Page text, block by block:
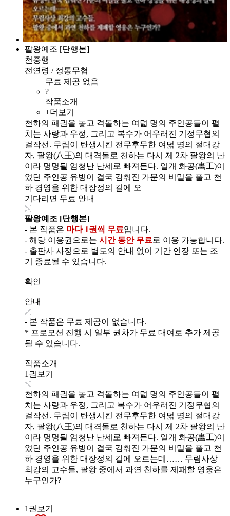
팔왕예조 [단행본]
천중행
전연령 / 정통무협
무료 제공 없음
?
작품소개
+더보기
천하의 패권을 놓고 격돌하는 여덟 명의 주인공들이 펼
치는 사랑과 우정, 그리고 복수가 어우러진 기정무협의
걸작선. 무림이 탄생시킨 전무후무한 여덟 명의 절대강
자, 팔왕(八王)의 대격돌로 천하는 다시 제 2차 팔왕의 난
이라 명명될 엄청난 난세로 빠져든다. 일개 화공(畵工)이
었던 주인공 유빙이 결국 감춰진 가문의 비밀을 풀고 천
하 경영을 위한 대장정의 길에 오
기다리면 무료 안내
팔왕예조 [단행본]
- 본 작품은 마다 1권씩 무료입니다.
- 해당 이용권으로는 시간 동안 무료 로 이용 가능합니다.
- 출판사 사정으로 별도의 안내 없이 기간 연장 또는 조
기 종료될 수 있습니다.
확인
안내
- 본 작품은 무료 제공이 없습니다.
* 프로모션 진행 시 일부 권차가 무료 대여로 추가 제공
될 수 있습니다.
작품소개
1권보기
천하의 패권을 놓고 격돌하는 여덟 명의 주인공들이 펼
치는 사랑과 우정, 그리고 복수가 어우러진 기정무협의
걸작선. 무림이 탄생시킨 전무후무한 여덟 명의 절대강
자, 팔왕(八王)의 대격돌로 천하는 다시 제 2차 팔왕의 난
이라 명명될 엄청난 난세로 빠져든다. 일개 화공(畵工)이
었던 주인공 유빙이 결국 감춰진 가문의 비밀을 풀고 천
하 경영을 위한 대장정의 길에 오르는데…… 무림사상
최강의 고수들, 팔왕 중에서 과연 천하를 제패할 영웅은
누구인가?
1권보기